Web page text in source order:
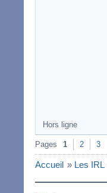
Hors ligne
Pages 1 2 3
Accueil » Les IRL